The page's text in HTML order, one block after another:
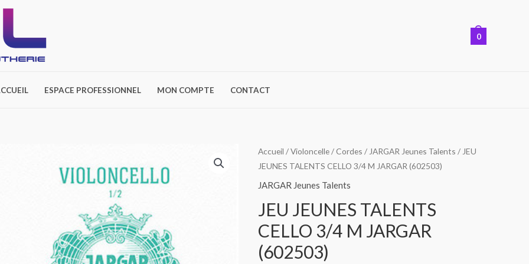
0
ESPACE PROFESSIONNEL MON COMPTE CONTACT
Accueil /Violoncelle/Cordes / JARGAR Jeunes Talents / JEU
JEUNES TALENTS CELLO 3/4 M JARGAR (602503)
JARGAR Jeunes Talents
JEU JEUNES TALENTS
CELLO 3/4 M JARGAR
(602503)